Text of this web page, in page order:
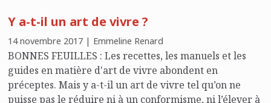
Y a-t-il un art de vivre ?
14 novembre 2017 | Emmeline Renard
BONNES FEUILLES : Les recettes, les manuels et les
guides en matière d'art de vivre abondent en
préceptes. Mais y a-t-il un art de vivre tel qu’on ne
puisse pas le réduire ni à un conformisme, ni l’élever à